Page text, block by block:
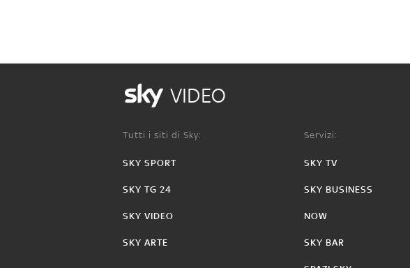
VIDEO
Tutti i siti di Sky:
SKY SPORT
SKY TG 24
SKY VIDEO
SKY ARTE
Servizi:
SKY TV
SKY BUSINESS
NOW
SKY BAR